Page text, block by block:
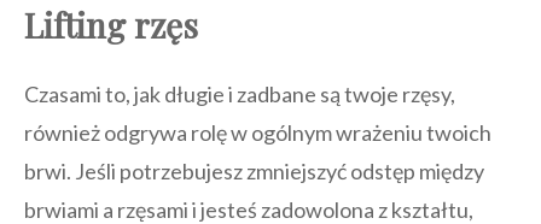
Lifting rzęs
Czasami to, jak długie i zadbane są twoje rzęsy,
również odgrywa rolę w ogólnym wrażeniu twoich
brwi. Jeśli potrzebujesz zmniejszyć odstęp między
brwiami a rzęsami i jesteś zadowolona z kształtu,